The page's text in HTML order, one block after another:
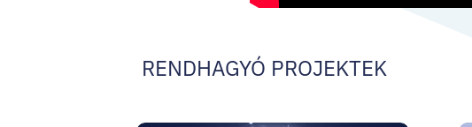
RENDHAGYÓ PROJEKTEK